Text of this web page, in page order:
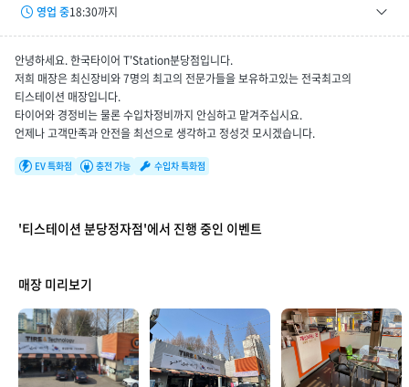
영업 중18:30까지
토요일
09:00 ~ 17:30
휴무일
-
안녕하세요. 한국타이어 T'Station분당점입니다.
저희 매장은 최신장비와 7명의 최고의 전문가들을 보유하고있는 전국최고의
티스테이션 매장입니다.
타이어와 경정비는 물론 수입차정비까지 안심하고 맡겨주십시요.
언제나 고객만족과 안전을 최선으로 생각하고 정성것 모시겠습니다.
EV 특화점 충전 가능 수입차 특화점
'티스테이션 분당정자점'에서 진행 중인 이벤트
매장 미리보기
매장 만족도